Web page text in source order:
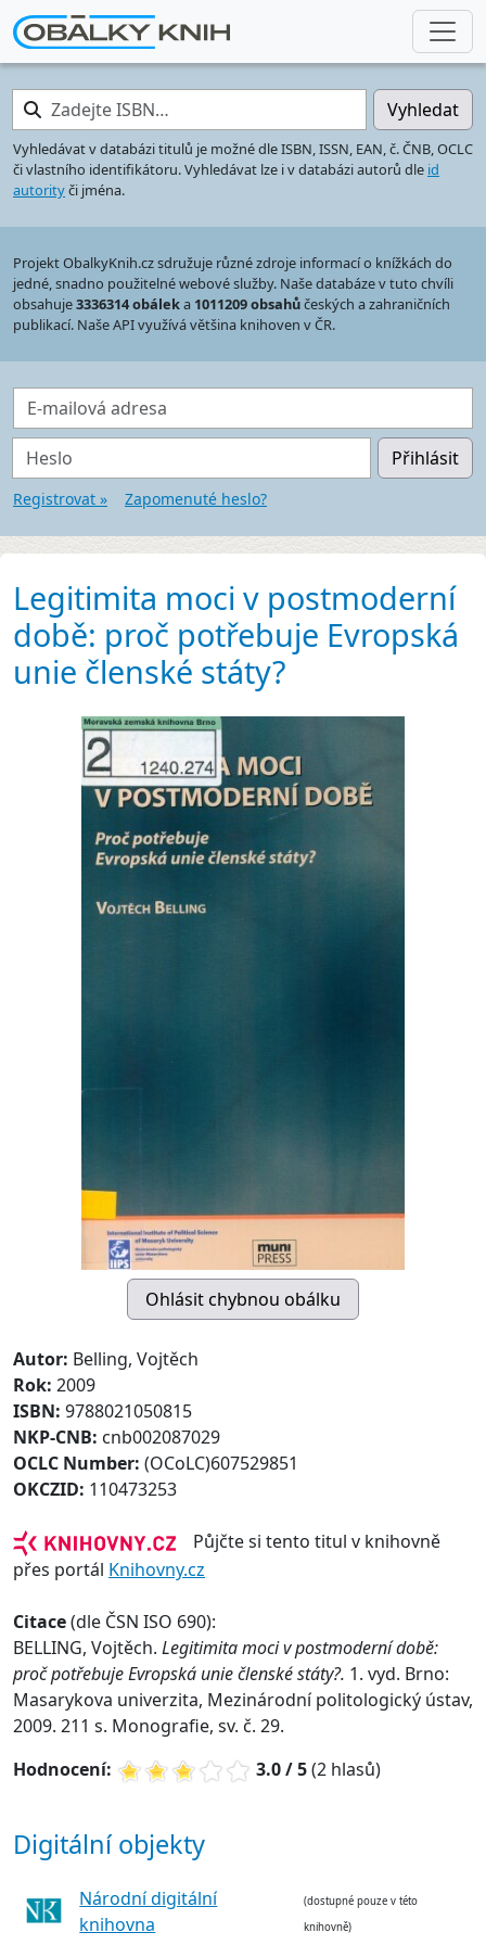
Zadejte ISBN… Vyhledat
Vyhledávat v databázi titulů je možné dle ISBN, ISSN, EAN, č. ČNB, OCLC
či vlastního identifikátoru. Vyhledávat lze i v databázi autorů dle id
autorityči jména.
Projekt ObalkyKnih.cz sdružuje různé zdroje informací o knížkách do
jedné, snadno použitelné webové služby. Naše databáze v tuto chvíli
obsahuje3336314 obáleka 1011209 obsahůčeských a zahraničních
publikací. Naše API využívá většina knihoven v ČR.
E-mailová adresa
Heslo Přihlásit
Registrovat » Zapomenuté heslo?
Legitimita moci v postmoderní
době: proč potřebuje Evropská
unie členské státy?
Autor: Belling, Vojtěch
Rok: 2009
ISBN: 9788021050815
NKP-CNB: cnb002087029
OCLC Number: (OCoLC)607529851
OKCZID: 110473253
Půjčte si tento titul v knihovně
přes portál Knihovny.cz
Citace(dle ČSN ISO 690):
BELLING, Vojtěch. Legitimita moci v postmoderní době:
proč potřebuje Evropská unie členské státy?. 1. vyd. Brno:
Masarykova univerzita, Mezinárodní politologický ústav,
2009. 211 s. Monografie, sv. č. 29.
Hodnocení:
3.0 / 5(2 hlasů)
Digitální objekty
Národní digitální
knihovna
(dostupné pouze v této
knihovně)